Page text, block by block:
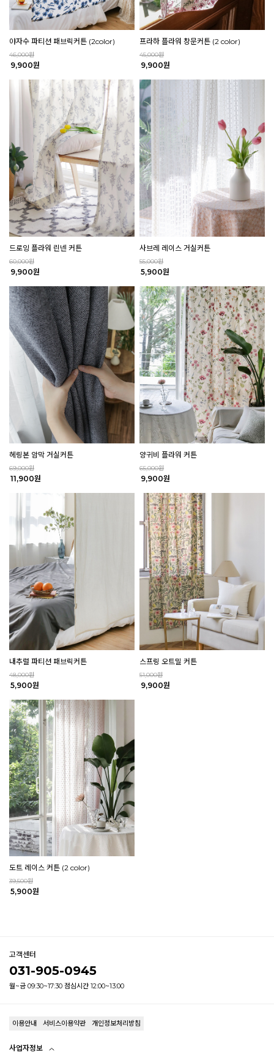
야자수 파티션 패브릭커튼 (2color)
46,000원
9,900원
프라하 플라워 창문커튼 (2 color)
45,000원
9,900원
드로잉 플라워 린넨 커튼
60,000원
9,900원
사브레 레이스 거실커튼
55,000원
5,900원
헤링본 암막 거실커튼
69,000원
11,900원
양귀비 플라워 커튼
65,000원
9,900원
내추럴 파티션 패브릭커튼
48,000원
5,900원
스프링 오트밀 커튼
51,000원
9,900원
도트 레이스 커튼 (2 color)
39,500원
5,900원
고객센터
031-905-0945
월~금 09:30~17:30 점심시간 12:00~13:00
이용안내 서비스이용약관 개인정보처리방침
사업자정보